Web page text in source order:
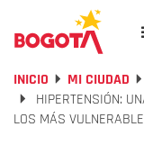
INICIO MI CIUDAD
HIPERTENSIÓN:
LOS MÁS